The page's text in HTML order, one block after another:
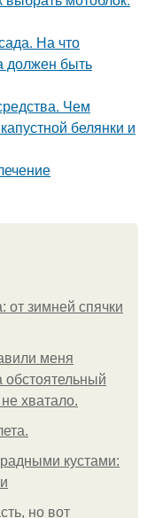
На что
должен быть
Чем
белянки и
от зимней спячки
меня
обстоятельный
хватало.
кустами:
но вот